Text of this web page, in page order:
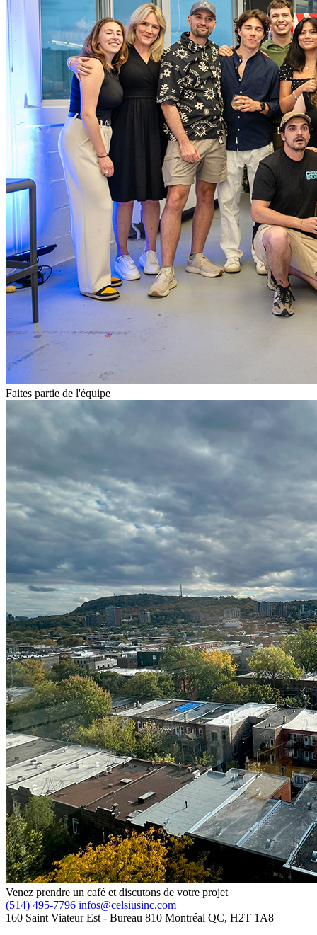
Faites partie de l'équipe
Venez prendre un café et discutons de votre projet
(514) 495-7796 infos@celsiusinc.com
160 Saint Viateur Est - Bureau 810 Montréal QC, H2T 1A8